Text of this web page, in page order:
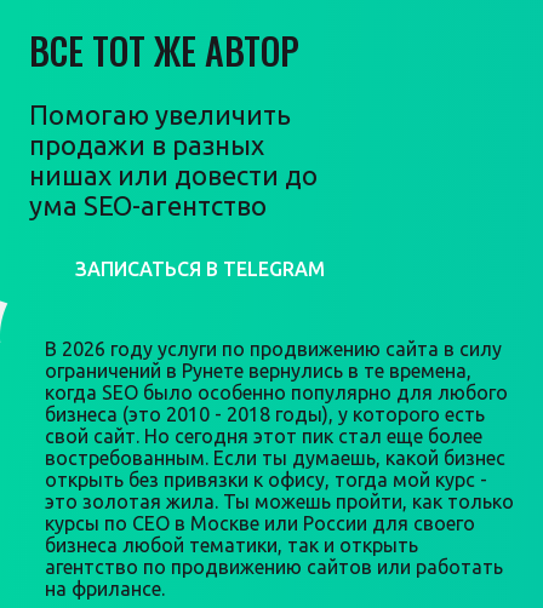
ВСЕ ТОТ ЖЕ АВТОР
Помогаю увеличить
продажи в разных
нишах или довести до
ума SEO-агентство
ЗАПИСАТЬСЯ В TELEGRAM
В 2026 году услуги по продвижению сайта в силу
ограничений в Рунете вернулись в те времена,
когда SEO было особенно популярно для любого
бизнеса (это 2010 - 2018 годы), у которого есть
свой сайт. Но сегодня этот пик стал еще более
востребованным. Если ты думаешь, какой бизнес
открыть без привязки к офису, тогда мой курс -
это золотая жила. Ты можешь пройти, как только
курсы по СЕО в Москве или России для своего
бизнеса любой тематики, так и открыть
агентство по продвижению сайтов или работать
на фрилансе.